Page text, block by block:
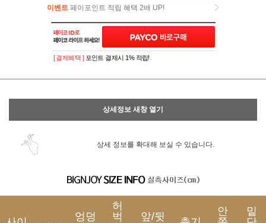
이벤트 페이포인트 적립 혜택 2배 UP!
이벤트페이포인트 적립 혜택 2배 UP!
[ 결제혜택 ] 포인트 결제시 1% 적립!
상세정보 새창 열기
상세 정보를 확대해 보실 수 있습니다.
엉덩
허
벅
앞/뒷
안
밑